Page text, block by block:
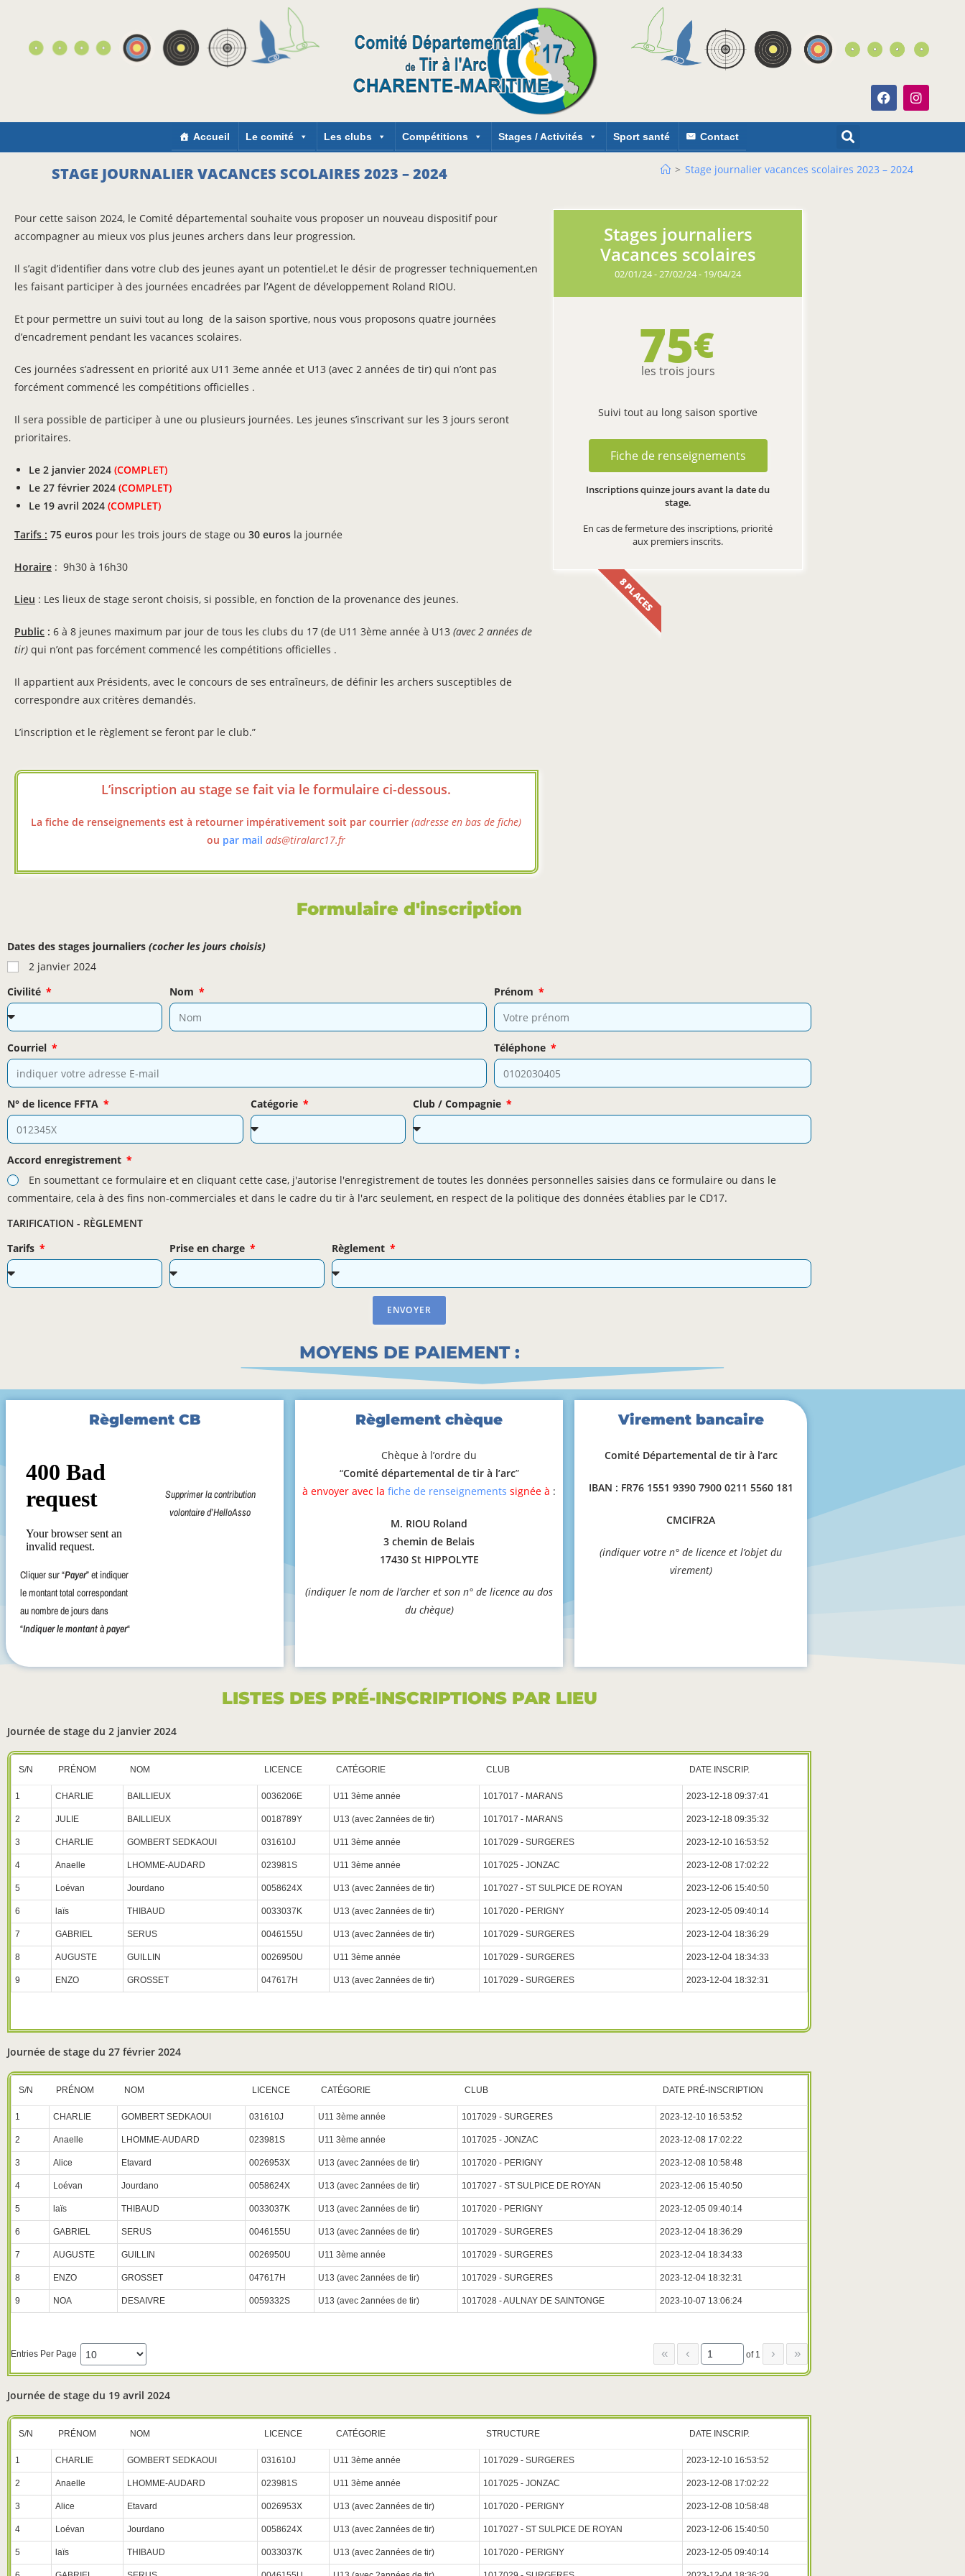
Accueil Le comité Les clubs Compétitions Stages / Activités Sport santé Contact
STAGE JOURNALIER VACANCES SCOLAIRES 2023 – 2024 > Stage journalier vacances scolaires 2023 – 2024
Pour cette saison 2024, le Comité départemental souhaite vous proposer un nouveau dispositif pour
accompagner au mieux vos plus jeunes archers dans leur progression.
Il s’agit d’identifier dans votre club des jeunes ayant un potentiel,et le désir de progresser techniquement,en
les faisant participer à des journées encadrées par l’Agent de développement Roland RIOU.
Et pour permettre un suivi tout au long de la saison sportive, nous vous proposons quatre journées
d’encadrement pendant les vacances scolaires.
Ces journées s’adressent en priorité aux U11 3eme année et U13 (avec 2 années de tir) qui n’ont pas
forcément commencé les compétitions officielles .
Il sera possible de participer à une ou plusieurs journées. Les jeunes s’inscrivant sur les 3 jours seront
prioritaires.
Le 2 janvier 2024 (COMPLET)
Le 27 février 2024 (COMPLET)
Le 19 avril 2024 (COMPLET)
Tarifs : 75 euros pour les trois jours de stage ou 30 euros la journée
Horaire : 9h30 à 16h30
Lieu : Les lieux de stage seront choisis, si possible, en fonction de la provenance des jeunes.
Public : 6 à 8 jeunes maximum par jour de tous les clubs du 17 (de U11 3ème année à U13 (avec 2 années de
tir) qui n’ont pas forcément commencé les compétitions officielles .
Il appartient aux Présidents, avec le concours de ses entraîneurs, de définir les archers susceptibles de
correspondre aux critères demandés.
L’inscription et le règlement se feront par le club.”
L’inscription au stage se fait via le formulaire ci-dessous.
La fiche de renseignements est à retourner impérativement soit par courrier(adresse en bas de fiche)
ou par mailads@tiralarc17.fr
Stages journaliers
Vacances scolaires
02/01/24 - 27/02/24 - 19/04/24
75€
les trois jours
Suivi tout au long saison sportive
Fiche de renseignements
Inscriptions quinze jours avant la date du
stage.
En cas de fermeture des inscriptions, priorité
aux premiers inscrits.
8 PLACES
Formulaire d'inscription
Dates des stages journaliers (cocher les jours choisis)
2 janvier 2024
Civilité
Nom Prénom
Courriel Téléphone
N° de licence FFTA Catégorie Club / Compagnie
Accord enregistrement
En soumettant ce formulaire et en cliquant cette case, j'autorise l'enregistrement de toutes les données personnelles saisies dans ce formulaire ou dans le
commentaire, cela à des fins non-commerciales et dans le cadre du tir à l'arc seulement, en respect de la politique des données établies par le CD17.
TARIFICATION - RÈGLEMENT
Tarifs
Prise en charge Règlement
ENVOYER
MOYENS DE PAIEMENT :
Règlement CB
Cliquer sur “Payer” et indiquer
le montant total correspondant
au nombre de jours dans
“Indiquer le montant à payer“
Supprimer la contribution
volontaire d’HelloAsso
Règlement chèque
Chèque à l’ordre du
“Comité départemental de tir à l’arc”
à envoyer avec lafiche de renseignements signée à :
M. RIOU Roland
3 chemin de Belais
17430 St HIPPOLYTE
(indiquer le nom de l’archer et son n° de licence au dos
du chèque)
Virement bancaire
Comité Départemental de tir à l’arc
IBAN : FR76 1551 9390 7900 0211 5560 181
CMCIFR2A
(indiquer votre n° de licence et l’objet du
virement)
LISTES DES PRÉ-INSCRIPTIONS PAR LIEU
Journée de stage du 2 janvier 2024
S/N PRÉNOM NOM LICENCE CATÉGORIE CLUB DATE INSCRIP.
1 CHARLIE BAILLIEUX 0036206E U11 3ème année 1017017 - MARANS 2023-12-18 09:37:41
2 JULIE BAILLIEUX 0018789Y U13 (avec 2années de tir) 1017017 - MARANS 2023-12-18 09:35:32
3 CHARLIE GOMBERT SEDKAOUI 031610J U11 3ème année 1017029 - SURGERES 2023-12-10 16:53:52
4 Anaelle LHOMME-AUDARD 023981S U11 3ème année 1017025 - JONZAC 2023-12-08 17:02:22
5 Loévan Jourdano 0058624X U13 (avec 2années de tir) 1017027 - ST SULPICE DE ROYAN 2023-12-06 15:40:50
6 laïs THIBAUD 0033037K U13 (avec 2années de tir) 1017020 - PERIGNY 2023-12-05 09:40:14
7 GABRIEL SERUS 0046155U U13 (avec 2années de tir) 1017029 - SURGERES 2023-12-04 18:36:29
8 AUGUSTE GUILLIN 0026950U U11 3ème année 1017029 - SURGERES 2023-12-04 18:34:33
9 ENZO GROSSET 047617H U13 (avec 2années de tir) 1017029 - SURGERES 2023-12-04 18:32:31
Journée de stage du 27 février 2024
S/N PRÉNOM NOM LICENCE CATÉGORIE CLUB DATE PRÉ-INSCRIPTION
1 CHARLIE GOMBERT SEDKAOUI 031610J U11 3ème année 1017029 - SURGERES 2023-12-10 16:53:52
2 Anaelle LHOMME-AUDARD 023981S U11 3ème année 1017025 - JONZAC 2023-12-08 17:02:22
3 Alice Etavard 0026953X U13 (avec 2années de tir) 1017020 - PERIGNY 2023-12-08 10:58:48
4 Loévan Jourdano 0058624X U13 (avec 2années de tir) 1017027 - ST SULPICE DE ROYAN 2023-12-06 15:40:50
5 laïs THIBAUD 0033037K U13 (avec 2années de tir) 1017020 - PERIGNY 2023-12-05 09:40:14
6 GABRIEL SERUS 0046155U U13 (avec 2années de tir) 1017029 - SURGERES 2023-12-04 18:36:29
7 AUGUSTE GUILLIN 0026950U U11 3ème année 1017029 - SURGERES 2023-12-04 18:34:33
8 ENZO GROSSET 047617H U13 (avec 2années de tir) 1017029 - SURGERES 2023-12-04 18:32:31
9 NOA DESAIVRE 0059332S U13 (avec 2années de tir) 1017028 - AULNAY DE SAINTONGE 2023-10-07 13:06:24
Entries Per Page « ‹ of 1 › »
Journée de stage du 19 avril 2024
S/N PRÉNOM NOM LICENCE CATÉGORIE STRUCTURE DATE INSCRIP.
1 CHARLIE GOMBERT SEDKAOUI 031610J U11 3ème année 1017029 - SURGERES 2023-12-10 16:53:52
2 Anaelle LHOMME-AUDARD 023981S U11 3ème année 1017025 - JONZAC 2023-12-08 17:02:22
3 Alice Etavard 0026953X U13 (avec 2années de tir) 1017020 - PERIGNY 2023-12-08 10:58:48
4 Loévan Jourdano 0058624X U13 (avec 2années de tir) 1017027 - ST SULPICE DE ROYAN 2023-12-06 15:40:50
5 laïs THIBAUD 0033037K U13 (avec 2années de tir) 1017020 - PERIGNY 2023-12-05 09:40:14